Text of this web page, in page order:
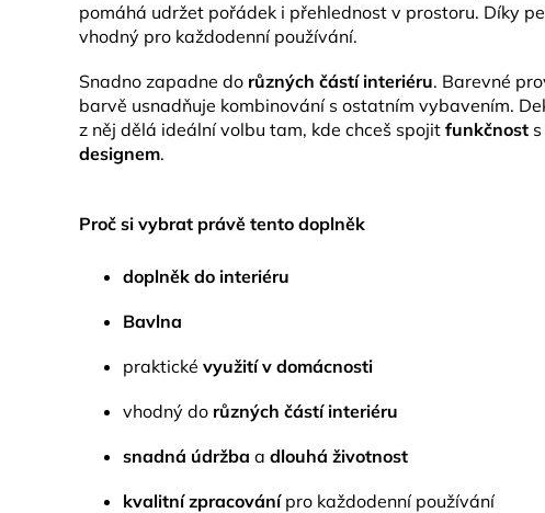
pomáhá udržet pořádek i přehlednost v prostoru. Díky
vhodný pro každodenní používání.
Snadno zapadne do různých částí interiéru. Barevné
barvě usnadňuje kombinování s ostatním vybavením.
z něj dělá ideální volbu tam, kde chceš spojit funkčnost s
designem.
Proč si vybrat právě tento doplněk
doplněk do interiéru
Bavlna
praktické využití v domácnosti
vhodný do různých částí interiéru
snadná údržba a dlouhá životnost
kvalitní zpracovánípro každodenní používání